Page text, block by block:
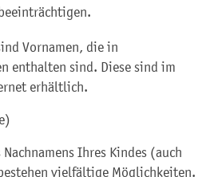
Vornamen, die in
enthalten sind. Diese sind im
erhältlich.
Ihres Kindes (auch
vielfältige Möglichkeiten.